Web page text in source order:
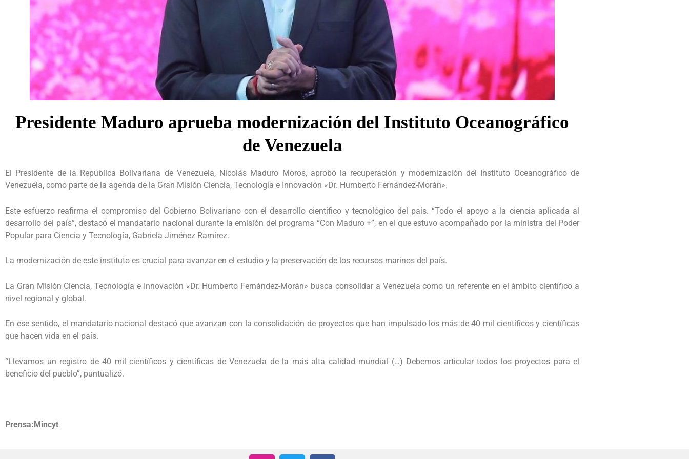
Presidente Maduro aprueba modernización del Instituto Oceanográfico
de Venezuela
El Presidente de la República Bolivariana de Venezuela, Nicolás Maduro Moros, aprobó la recuperación y modernización del Instituto Oceanográfico de
Venezuela, como parte de la agenda de la Gran Misión Ciencia, Tecnología e Innovación «Dr. Humberto Fernández-Morán».
Este esfuerzo reafirma el compromiso del Gobierno Bolivariano con el desarrollo científico y tecnológico del país. “Todo el apoyo a la ciencia aplicada al
desarrollo del país”, destacó el mandatario nacional durante la emisión del programa “Con Maduro +”, en el que estuvo acompañado por la ministra del Poder
Popular para Ciencia y Tecnología, Gabriela Jiménez Ramírez.
La modernización de este instituto es crucial para avanzar en el estudio y la preservación de los recursos marinos del país.
La Gran Misión Ciencia, Tecnología e Innovación «Dr. Humberto Fernández-Morán» busca consolidar a Venezuela como un referente en el ámbito científico a
nivel regional y global.
En ese sentido, el mandatario nacional destacó que avanzan con la consolidación de proyectos que han impulsado los más de 40 mil científicos y científicas
que hacen vida en el país.
“Llevamos un registro de 40 mil científicos y científicas de Venezuela de la más alta calidad mundial (…) Debemos articular todos los proyectos para el
beneficio del pueblo”, puntualizó.
Prensa:Mincyt